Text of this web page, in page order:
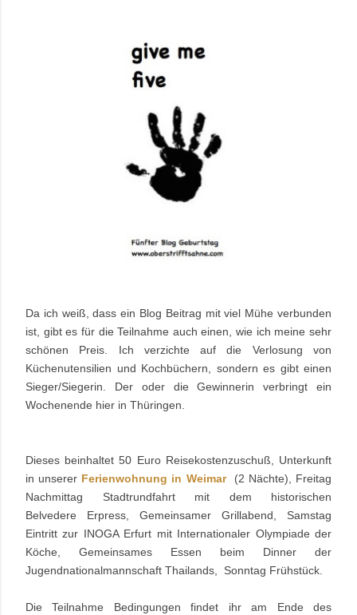
Da ich weiß, dass ein Blog Beitrag mit viel Mühe verbunden
ist, gibt es für die Teilnahme auch einen, wie ich meine sehr
schönen Preis. Ich verzichte auf die Verlosung von
Küchenutensilien und Kochbüchern, sondern es gibt einen
Sieger/Siegerin. Der oder die Gewinnerin verbringt ein
Wochenende hier in Thüringen.
Dieses beinhaltet 50 Euro Reisekostenzuschuß, Unterkunft
in unserer Ferienwohnung in Weimar
(2 Nächte), Freitag
Nachmittag Stadtrundfahrt mit dem historischen
Belvedere Erpress, Gemeinsamer Grillabend, Samstag
Eintritt zur INOGA Erfurt mit Internationaler Olympiade der
Köche, Gemeinsames Essen beim Dinner der
Jugendnationalmannschaft Thailands, Sonntag Frühstück.
Die Teilnahme Bedingungen findet ihr am Ende des